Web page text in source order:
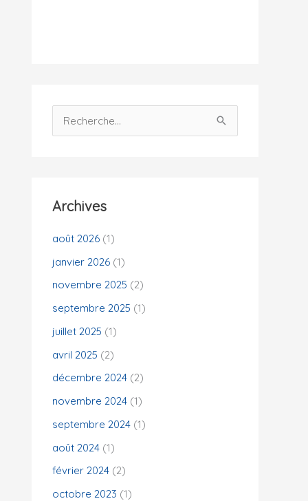
e
c
h
:
Archives
août 2026 (1)
janvier 2026 (1)
novembre 2025 (2)
septembre 2025 (1)
juillet 2025 (1)
avril 2025 (2)
décembre 2024 (2)
novembre 2024 (1)
septembre 2024 (1)
août 2024 (1)
février 2024 (2)
octobre 2023 (1)